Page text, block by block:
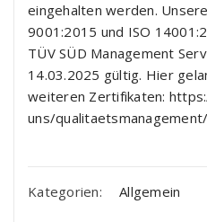
eingehalten werden.
9001:2015 und ISO
TÜV SÜD Management
14.03.2025 gültig. Hier
weiteren Zertifikaten:
uns/qualitaetsmanagement/
Kategorien: Allgemein